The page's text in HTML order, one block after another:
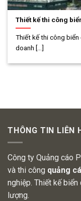
Thiết kế thi công
Thiết kế thi công biển
doanh [...]
THÔNG TIN LIÊN
Công ty Quảng cáo
và thi công quảng
nghiệp. Thiết kế
lượng.